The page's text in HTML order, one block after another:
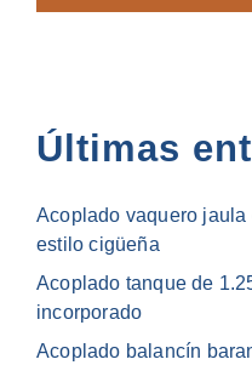
Últimas
Acoplado vaquero
estilo cigüeña
Acoplado tanque de
incorporado
Acoplado balancín